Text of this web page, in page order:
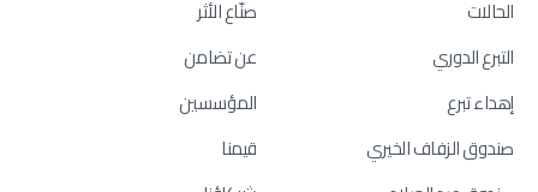
الحالات
التبرع الدوري
إهداء تبرع
صندوق الزفاف الخيري
صنّاع الأثر
عن تضامن
المؤسسين
قيمنا